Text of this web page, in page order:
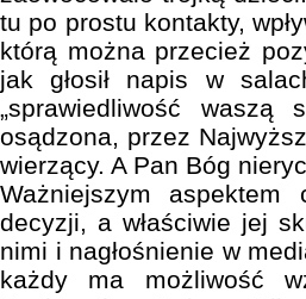
tu po prostu kontakty,
którą można przecież
jak głosił napis w
„sprawiedliwość
osądzona, przez
wierzący. A Pan Bóg
Ważniejszym
decyzji, a właściwie jej
nimi i nagłośnienie w
każdy ma możliwość